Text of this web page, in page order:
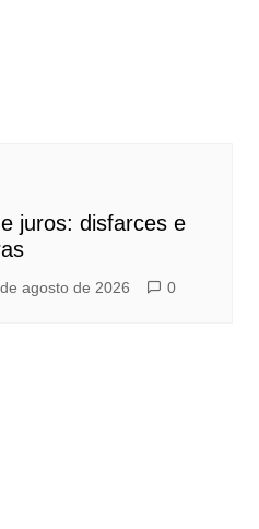
juros: disfarces e
agosto de 2026 0